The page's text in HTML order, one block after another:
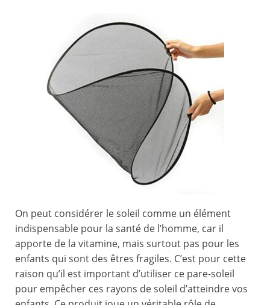
On peut considérer le soleil comme un élément
indispensable pour la santé de l’homme, car il
apporte de la vitamine, mais surtout pas pour les
enfants qui sont des êtres fragiles. C’est pour cette
raison qu’il est important d’utiliser ce pare-soleil
pour empêcher ces rayons de soleil d’atteindre vos